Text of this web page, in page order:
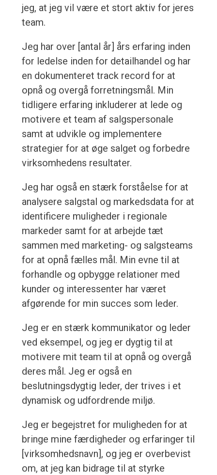
jeg, at jeg vil være et stort aktiv for jeres
team.
Jeg har over [antal år] års erfaring inden
for ledelse inden for detailhandel og har
en dokumenteret track record for at
opnå og overgå forretningsmål. Min
tidligere erfaring inkluderer at lede og
motivere et team af salgspersonale
samt at udvikle og implementere
strategier for at øge salget og forbedre
virksomhedens resultater.
Jeg har også en stærk forståelse for at
analysere salgstal og markedsdata for at
identificere muligheder i regionale
markeder samt for at arbejde tæt
sammen med marketing- og salgsteams
for at opnå fælles mål. Min evne til at
forhandle og opbygge relationer med
kunder og interessenter har været
afgørende for min succes som leder.
Jeg er en stærk kommunikator og leder
ved eksempel, og jeg er dygtig til at
motivere mit team til at opnå og overgå
deres mål. Jeg er også en
beslutningsdygtig leder, der trives i et
dynamisk og udfordrende miljø.
Jeg er begejstret for muligheden for at
bringe mine færdigheder og erfaringer til
[virksomhedsnavn], og jeg er overbevist
om, at jeg kan bidrage til at styrke